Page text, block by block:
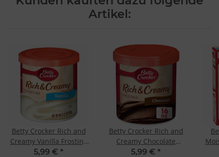
Artikel:
Betty Crocker Rich and
Creamy Vanilla Frosting
453g
5,99 € *
Betty Crocker Rich and
Creamy Chocolate
Frosting 453g
5,99 € *